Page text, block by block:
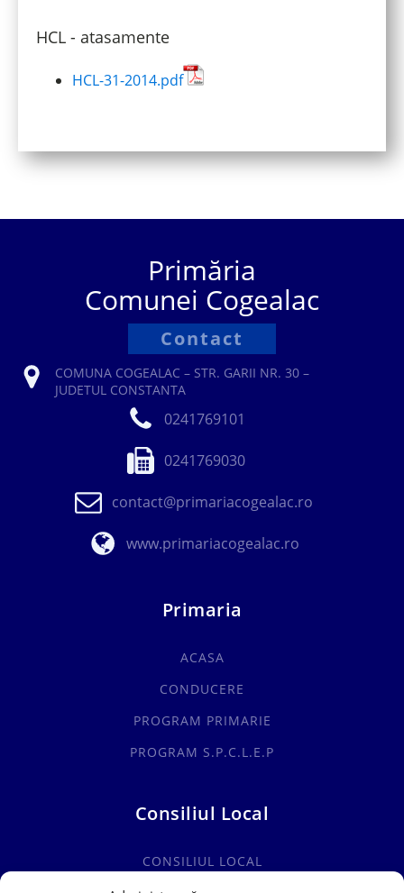
HCL - atasamente
HCL-31-2014.pdf
Primăria
Comunei Cogealac
Contact
COMUNA COGEALAC – STR. GARII NR. 30 –
JUDETUL CONSTANTA
0241769101
0241769030
contact@primariacogealac.ro
www.primariacogealac.ro
Primaria
ACASA
CONDUCERE
PROGRAM PRIMARIE
PROGRAM S.P.C.L.E.P
Consiliul Local
CONSILIUL LOCAL